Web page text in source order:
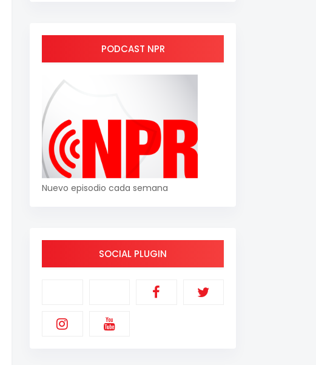
PODCAST NPR
Nuevo episodio cada semana
SOCIAL PLUGIN